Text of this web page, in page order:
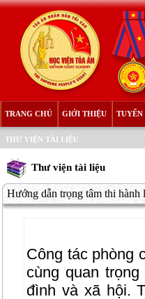
TRANG CHỦ GIỚI THIỆU
THƯ VIỆN TÀI LIỆU
Thư viện tài liệu
Hướng dẫn trọng tâm thi hành
Công tác phòng
cùng quan
đình và xã hội.